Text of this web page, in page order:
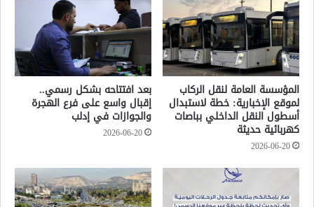
المؤسسة العامة لنقل الركاب
لموقع الإخبارية: خطة لاستبدال
أسطول النقل الداخلي بباصات
كهربائية حديثة
2026-06-20
بعد افتتاحه بشكل رسمي..
إقبال واسع على فرع الهجرة
والجوازات في إدلب
2026-06-20